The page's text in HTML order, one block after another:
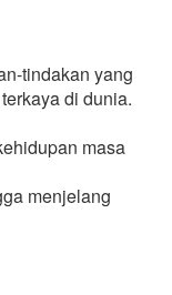
tindakan yang
di dunia.
masa
menjelang